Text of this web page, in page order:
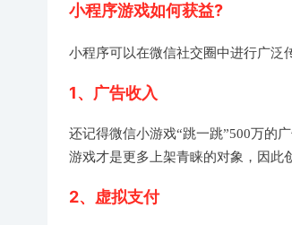
小程序游戏如何获益?
小程序可以在微信社交圈中进行广泛
1、广告收入
还记得微信小游戏“跳一跳”500万的
游戏才是更多上架青睐的对象，因此
2、虚拟支付